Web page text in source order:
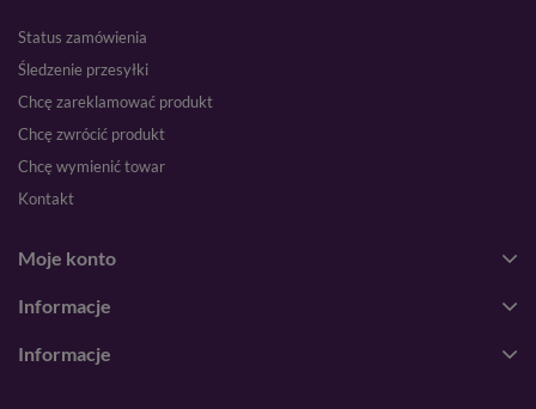
Status zamówienia
Śledzenie przesyłki
Chcę zareklamować produkt
Chcę zwrócić produkt
Chcę wymienić towar
Kontakt
Moje konto
Informacje
Informacje